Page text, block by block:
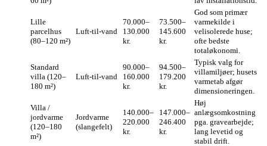
Lille
parcelhus
(80–120 m²)
Luft‑til‑vand
70.000–
130.000
kr.
73.500–
145.600
kr.
God som primær
varmekilde i
velisolerede huse;
ofte bedste
totaløkonomi.
Standard
villa (120–
180 m²)
Luft‑til‑vand
90.000–
160.000
kr.
94.500–
179.200
kr.
Typisk valg for
villamiljøer; husets
varmetab afgør
dimensioneringen.
Villa /
jordvarme
(120–180
m²)
Jordvarme
(slangefelt)
140.000–
220.000
kr.
147.000–
246.400
kr.
Høj
anlægsomkostning
pga. gravearbejde;
lang levetid og
stabil drift.